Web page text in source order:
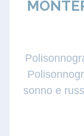
sonno e